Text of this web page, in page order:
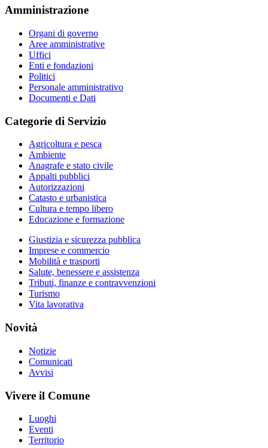
Amministrazione
Organi di governo
Aree amministrative
Uffici
Enti e fondazioni
Politici
Personale amministrativo
Documenti e Dati
Categorie di Servizio
Agricoltura e pesca
Ambiente
Anagrafe e stato civile
Appalti pubblici
Autorizzazioni
Catasto e urbanistica
Cultura e tempo libero
Educazione e formazione
Giustizia e sicurezza pubblica
Imprese e commercio
Mobilità e trasporti
Salute, benessere e assistenza
Tributi, finanze e contravvenzioni
Turismo
Vita lavorativa
Novità
Notizie
Comunicati
Avvisi
Vivere il Comune
Luoghi
Eventi
Territorio